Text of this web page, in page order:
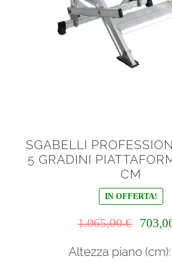
SGABELLI
5 GRADINI
CM
IN OFFERTA!
1.065,00€
originale
Altezza piano